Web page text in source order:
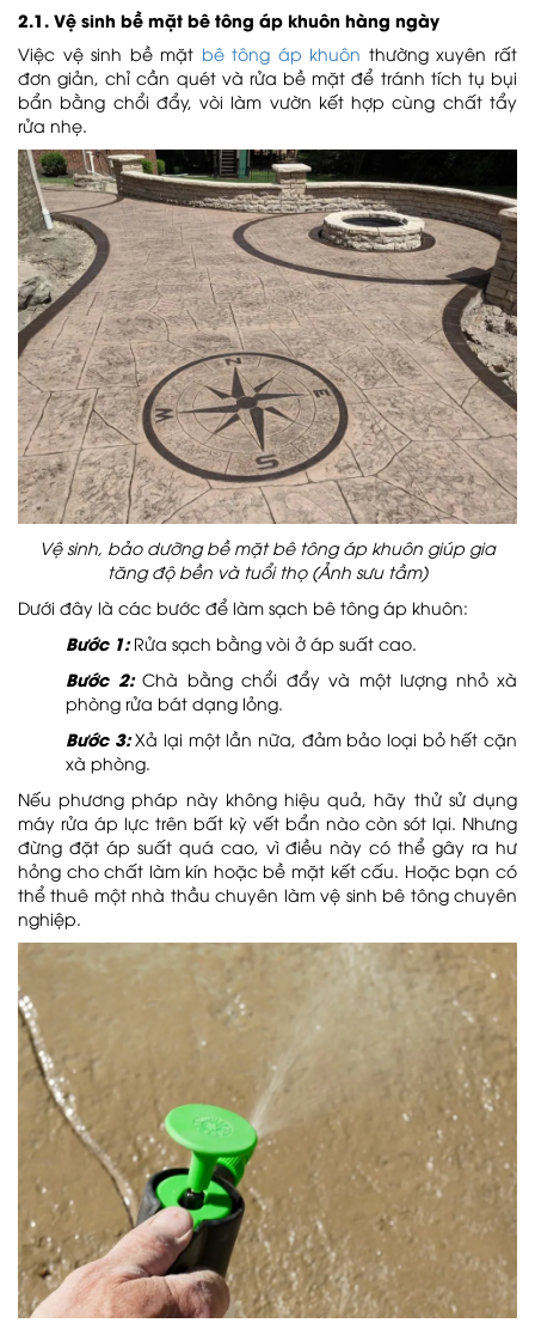
2.1. Vệ sinh bề mặt bê tông áp khuôn hàng ngày
Việc vệ sinh bề mặt bê tông áp khuôn thường xuyên rất
đơn giản, chỉ cần quét và rửa bề mặt để tránh tích tụ bụi
bẩn bằng chổi đẩy, vòi làm vườn kết hợp cùng chất tẩy
rửa nhẹ.
Vệ sinh, bảo dưỡng bề mặt bê tông áp khuôn giúp gia
tăng độ bền và tuổi thọ (Ảnh sưu tầm)
Dưới đây là các bước để làm sạch bê tông áp khuôn:
Bước 1:Rửa sạch bằng vòi ở áp suất cao.
Bước 2:Chà bằng chổi đẩy và một lượng nhỏ xà
phòng rửa bát dạng lỏng.
Bước 3:Xả lại một lần nữa, đảm bảo loại bỏ hết cặn
xà phòng.
Nếu phương pháp này không hiệu quả, hãy thử sử dụng
máy rửa áp lực trên bất kỳ vết bẩn nào còn sót lại. Nhưng
đừng đặt áp suất quá cao, vì điều này có thể gây ra hư
hỏng cho chất làm kín hoặc bề mặt kết cấu. Hoặc bạn có
thể thuê một nhà thầu chuyên làm vệ sinh bê tông chuyên
nghiệp.